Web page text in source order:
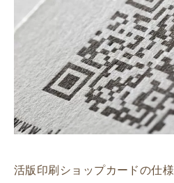
活版印刷ショップカードの仕様